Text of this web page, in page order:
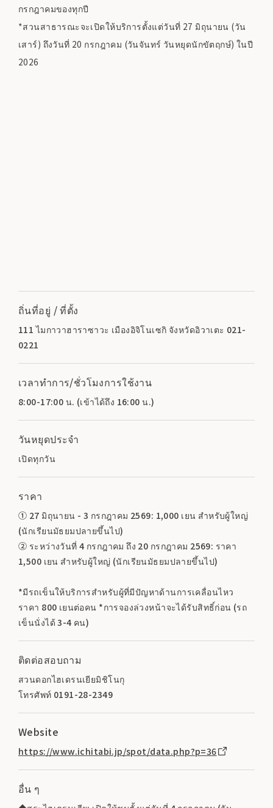
กรกฎาคมของทุกปี
*สวนสาธารณะจะเปิดให้บริการตั้งแต่วันที่ 27 มิถุนายน (วัน
เสาร์) ถึงวันที่ 20 กรกฎาคม (วันจันทร์ วันหยุดนักขัตฤกษ์) ในปี
2026
ถิ่นที่อยู่ / ที่ตั้ง
111 ไมกาวาฮาราซาวะ เมืองอิจิโนเซกิ จังหวัดอิวาเตะ 021-
0221
เวลาทำการ/ชั่วโมงการใช้งาน
8:00-17:00 น. (เข้าได้ถึง 16:00 น.)
วันหยุดประจำ
เปิดทุกวัน
ราคา
① 27 มิถุนายน - 3 กรกฎาคม 2569: 1,000 เยน สำหรับผู้ใหญ่
(นักเรียนมัธยมปลายขึ้นไป)
② ระหว่างวันที่ 4 กรกฎาคม ถึง 20 กรกฎาคม 2569: ราคา
1,500 เยน สำหรับผู้ใหญ่ (นักเรียนมัธยมปลายขึ้นไป)
*มีรถเข็นให้บริการสำหรับผู้ที่มีปัญหาด้านการเคลื่อนไหว
ราคา 800 เยนต่อคน *การจองล่วงหน้าจะได้รับสิทธิ์ก่อน (รถ
เข็นนั่งได้ 3-4 คน)
ติดต่อสอบถาม
สวนดอกไฮเดรนเยียมิชิโนกุ
โทรศัพท์ 0191-28-2349
Website
https://www.ichitabi.jp/spot/data.php?p=36
อื่น ๆ